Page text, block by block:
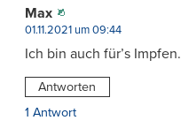
Max
01.11.2021 um 09:44
Ich bin auch für’s Impfen.
Antworten
1 Antwort